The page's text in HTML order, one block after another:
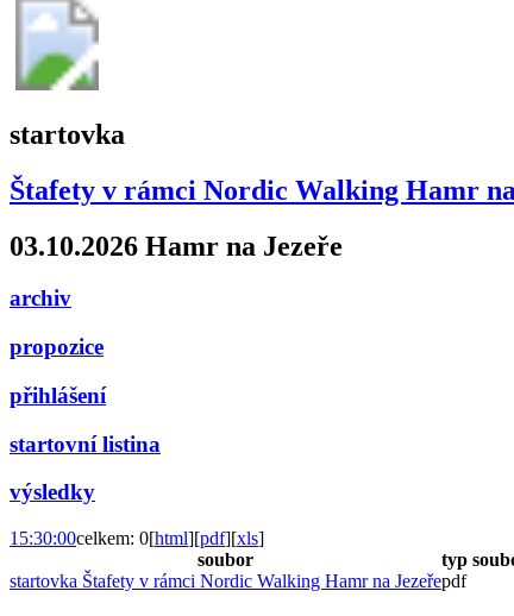
startovka
Štafety v rámci Nordic Walking Hamr
03.10.2026 Hamr na Jezeře
archiv
propozice
přihlášení
startovní listina
výsledky
15:30:00celkem: 0[html][pdf][xls]
soubor
typ
startovka Štafety v rámci Nordic Walking Hamr na Jezeřepdf